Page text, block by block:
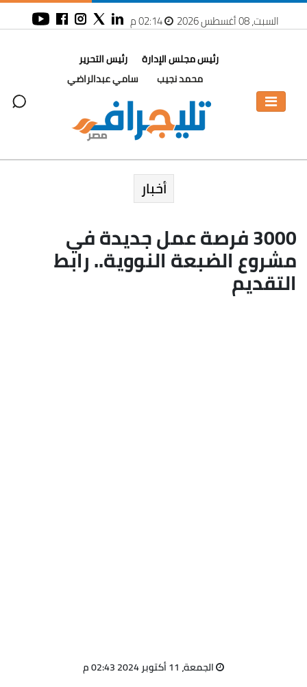
السبت، 08 أغسطس 2026 02:14 م
رئيس مجلس الإدارة
محمد نجيب
رئيس التحرير
سامي عبدالراضي
أخبار
3000 فرصة عمل جديدة في
مشروع الضبعة النووية.. رابط
التقديم
الجمعة، 11 أكتوبر 2024 02:43 م